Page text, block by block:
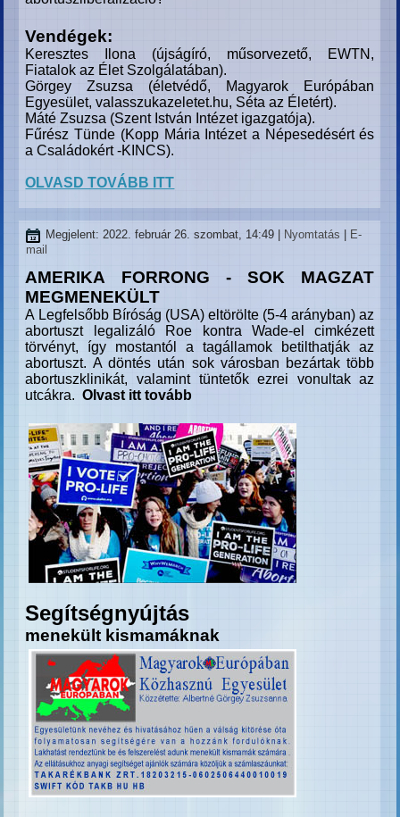
Vendégek:
Keresztes Ilona (újságíró, műsorvezető, EWTN,
Fiatalok az Élet Szolgálatában).
Görgey Zsuzsa (életvédő, Magyarok Európában
Egyesület,valasszukazeletet.hu, Séta az Életért).
Máté Zsuzsa (Szent István Intézet igazgatója).
Fűrész Tünde (Kopp Mária Intézet a Népesedésért és
a Családokért -KINCS).
OLVASD TOVÁBB ITT
Megjelent: 2022. február 26. szombat, 14:49 Nyomtatás
E-
mail
AMERIKA FORRONG - SOK MAGZAT
MEGMENEKÜLT
A Legfelsőbb Bíróság (USA) eltörölte (5-4 arányban) az
abortuszt legalizáló Roe kontra Wade-el cimkézett
törvényt, így mostantól a tagállamok betilthatják az
abortuszt. A döntés után sok városban bezártak több
abortuszklinikát, valamint tüntetők ezrei vonultak az
utcákra.Olvast itt tovább
Segítségnyújtás
menekült kismamáknak